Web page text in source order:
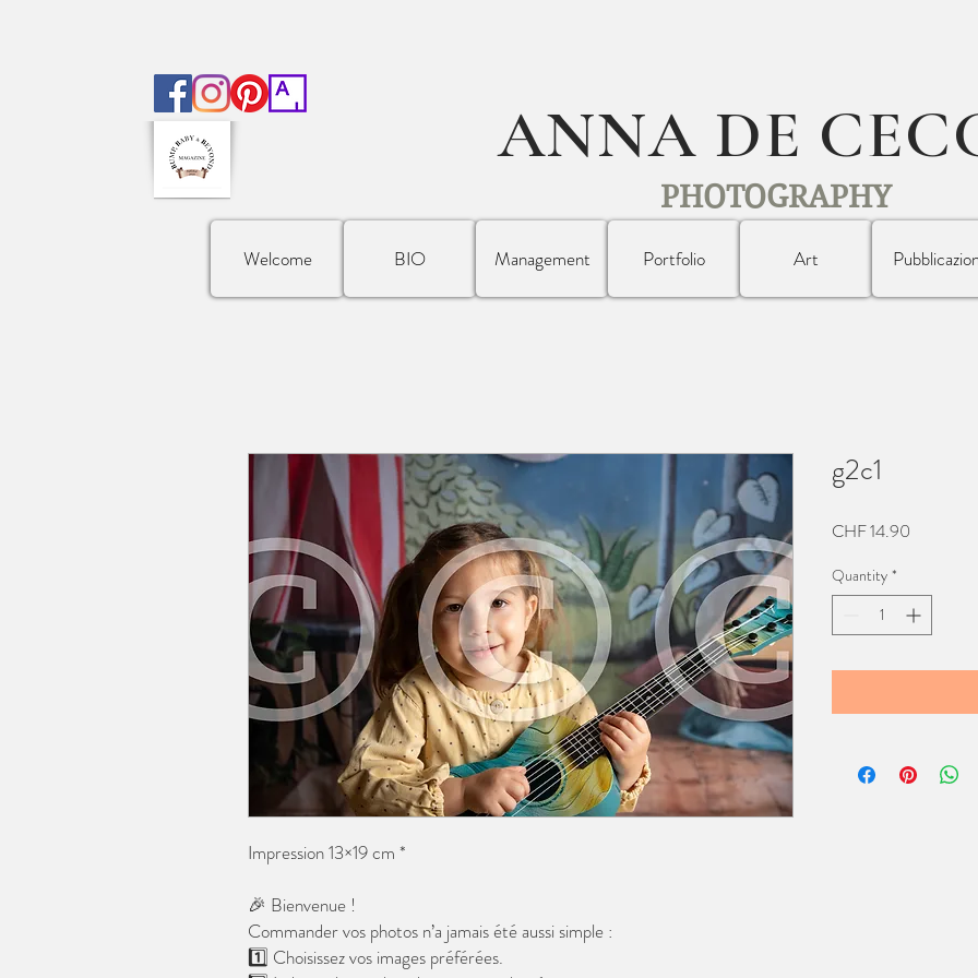
ANNA DE
PHOTOGRAPHY
Welcome BIO Management Portfolio Art
Impression 13×19 cm *
🎉 Bienvenue !
Commander vos photos n’a jamais été aussi simple :
1️⃣ Choisissez vos images préférées.
g2c1
CHF 14.90
Quantity *